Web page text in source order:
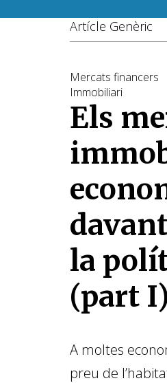
Artícle Genèric
Mercats financers
Immobiliari
Els
la
(part I)
A moltes
preu de